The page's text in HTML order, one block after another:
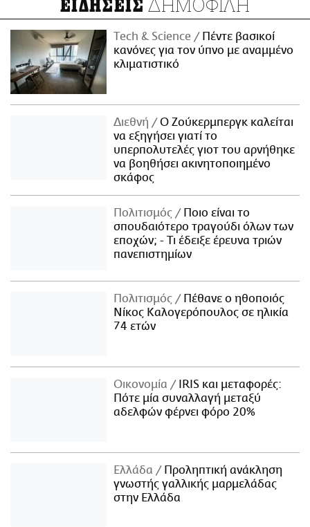
ΕΙΔΗΣΕΙΣ
Τech & Science
Πέντε βασικοί
κανόνες για τον ύπνο με αναμμένο
κλιματιστικό
Διεθνή
Ο Ζούκερμπεργκ καλείται
να εξηγήσει γιατί το
υπερπολυτελές γιοτ του αρνήθηκε
να βοηθήσει ακινητοποιημένο
σκάφος
Πολιτισμός
Ποιο είναι το
σπουδαιότερο τραγούδι όλων των
εποχών; - Τι έδειξε έρευνα τριών
πανεπιστημίων
Πολιτισμός
Πέθανε ο ηθοποιός
Νίκος Καλογερόπουλος σε ηλικία
74 ετών
Οικονομία
IRIS και μεταφορές:
Πότε μία συναλλαγή μεταξύ
αδελφών φέρνει φόρο 20%
Ελλάδα
Προληπτική ανάκληση
γνωστής γαλλικής μαρμελάδας
στην Ελλάδα